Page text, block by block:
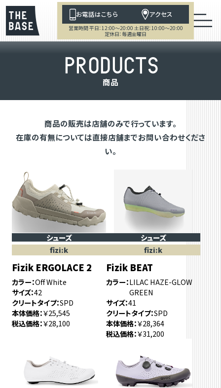
お電話はこちら アクセス
営業時間 平日：12:00～20:00 土日祝：10:00～20:00
定休日：毎週金曜日
PRODUCTS
商品
商品の販売は店舗のみで行っています。
在庫の有無については直接店舗までお問い合わせくださ
い。
シューズ
fizi:k
Fizik ERGOLACE 2
カラー Off White
サイズ 42
クリートタイプ SPD
本体価格 ￥25,545
税込価格 ￥28,100
シューズ
fizi:k
Fizik BEAT
カラー LILAC HAZE-GLOW
GREEN
サイズ 41
クリートタイプ SPD
本体価格 ￥28,364
税込価格 ￥31,200